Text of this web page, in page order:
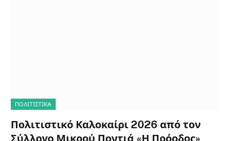
ΠΟΛΙΤΙΣΤΙΚΑ
Πολιτιστικό Καλοκαίρι 2026 από τον
Σύλλογο Μικρού Ποντιά «Η Πρόοδος»